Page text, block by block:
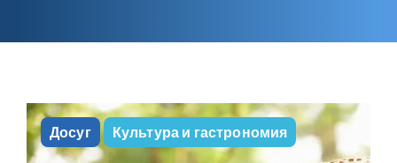
Досуг Культура и гастрономия